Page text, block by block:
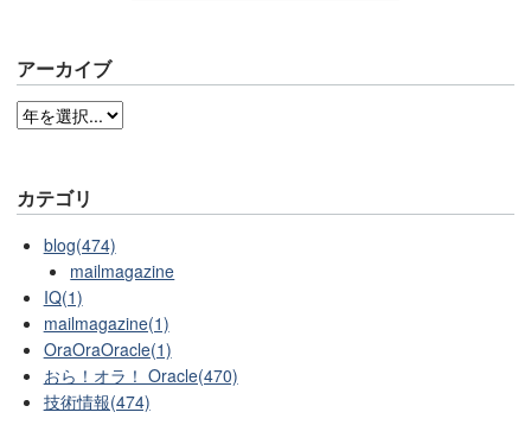
アーカイブ
カテゴリ
blog(474)
mailmagazine
IQ(1)
mailmagazine(1)
OraOraOracle(1)
おら！オラ！ Oracle(470)
技術情報(474)